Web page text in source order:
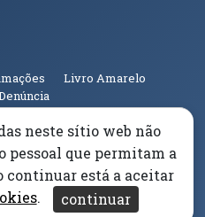
Livro Amarelo
(abre em nova janela)
Proteção de
Interior© 2026
neste sítio web não
pessoal que permitam a
continuar está a aceitar
. continuar